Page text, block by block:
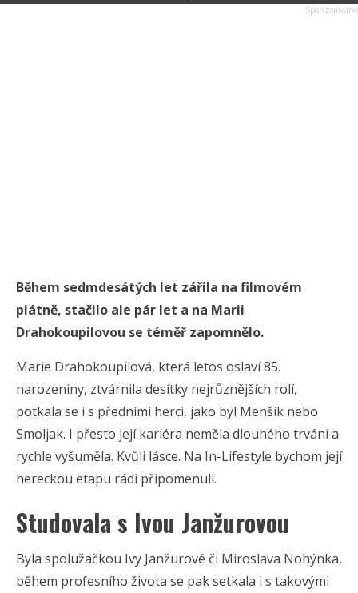
Během sedmdesátých let zářila na filmovém
plátně, stačilo ale pár let a na Marii
Drahokoupilovou se téměř zapomnělo.
Marie Drahokoupilová, která letos oslaví 85.
narozeniny, ztvárnila desítky nejrůznějších rolí,
potkala se i s předními herci, jako byl Menšík nebo
Smoljak. I přesto její kariéra neměla dlouhého trvání a
rychle vyšuměla. Kvůli lásce. Na In-Lifestyle bychom její
hereckou etapu rádi připomenuli.
Studovala s Ivou Janžurovou
Byla spolužačkou Ivy Janžurové či Miroslava Nohýnka,
během profesního života se pak setkala i s takovými